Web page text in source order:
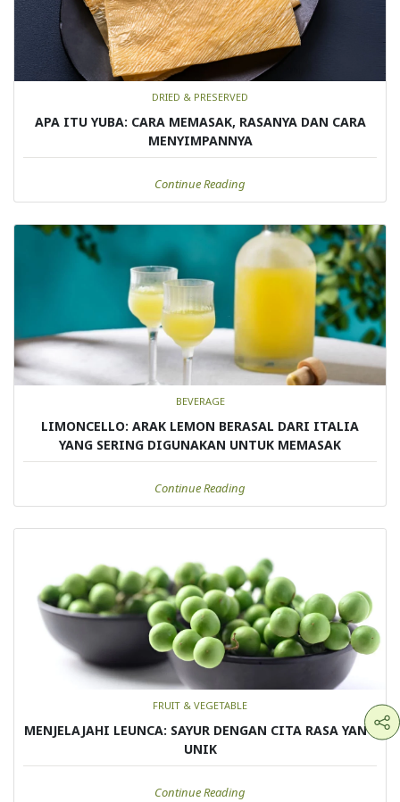
DRIED & PRESERVED
APA ITU YUBA: CARA MEMASAK, RASANYA DAN CARA
MENYIMPANNYA
Continue Reading
BEVERAGE
LIMONCELLO: ARAK LEMON BERASAL DARI ITALIA
YANG SERING DIGUNAKAN UNTUK MEMASAK
Continue Reading
FRUIT & VEGETABLE
MENJELAJAHI LEUNCA: SAYUR DENGAN CITA RASA YANG
UNIK
Continue Reading